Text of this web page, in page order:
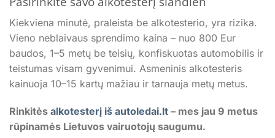
Kiekviena minutė, praleista be alkotesterio, yra rizika.
Vieno neblaivaus sprendimo kaina – nuo 800 Eur
baudos, 1–5 metų be teisių, konfiskuotas automobilis ir
teistumas visam gyvenimui. Asmeninis alkotesteris
kainuoja 10–15 kartų mažiau ir tarnauja metų metus.
Rinkitės alkotesterį iš autoledai.lt – mes jau 9 metus
rūpinamės Lietuvos vairuotojų saugumu.